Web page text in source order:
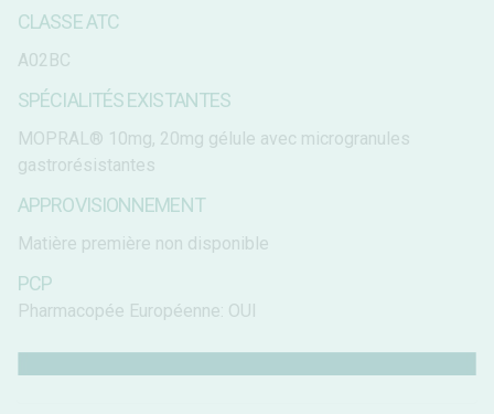
CLASSE ATC
A02BC
SPÉCIALITÉS EXISTANTES
MOPRAL® 10mg, 20mg gélule avec microgranules
gastrorésistantes
APPROVISIONNEMENT
Matière première non disponible
PCP
Pharmacopée Européenne: OUI